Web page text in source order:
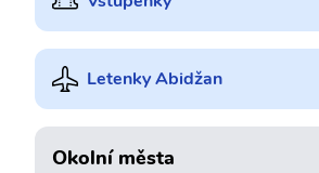
Letenky Abidžan
Okolní města